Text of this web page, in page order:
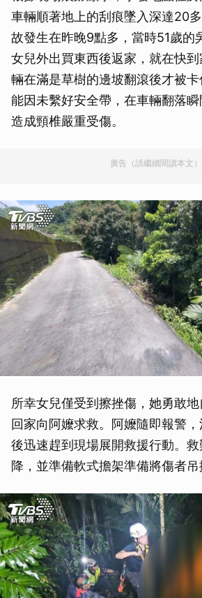
車輛順著地上的刮痕墜入深達20
故發生在昨晚9點多，當時51歲的
女兒外出買東西後返家，就在快
輛在滿是草樹的邊坡翻滾後才被
能因未繫好安全帶，在車輛翻落瞬
造成頸椎嚴重受傷。
廣告（請繼續閱讀本文）
所幸女兒僅受到擦挫傷，她勇敢
回家向阿嬤求救。阿嬤隨即報警
後迅速趕到現場展開救援行動。
降，並準備軟式擔架準備將傷者吊